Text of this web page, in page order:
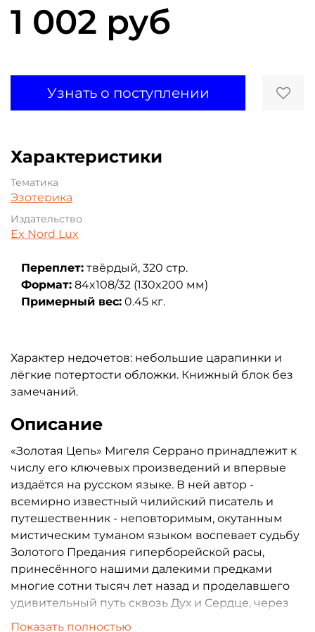
1 002 руб
Узнать о поступлении
Характеристики
Тематика
Эзотерика
Издательство
Ex Nord Lux
Переплет: твёрдый, 320 стр.
Формат: 84x108/32 (130x200 мм)
Примерный вес: 0.45 кг.
Характер недочетов: небольшие царапинки и
лёгкие потертости обложки. Книжный блок без
замечаний.
Описание
«Золотая Цепь» Мигеля Серрано принадлежит к
числу его ключевых произведений и впервые
издаётся на русском языке. В ней автор -
всемирно известный чилийский писатель и
путешественник - неповторимым, окутанным
мистическим туманом языком воспевает судьбу
Золотого Предания гиперборейской расы,
принесённого нашими далекими предками
многие сотни тысяч лет назад и проделавшего
удивительный путь сквозь Дух и Сердце, через
Кровь потомков, носителей и преемников
Показать полностью